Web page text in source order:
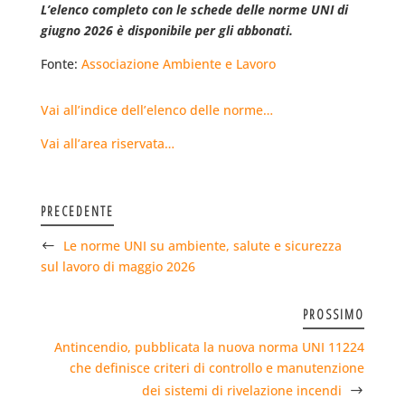
L’elenco completo con le schede delle norme UNI di
giugno 2026 è disponibile per gli abbonati.
Fonte: Associazione Ambiente e Lavoro
Vai all’indice dell’elenco delle norme…
Vai all’area riservata…
PRECEDENTE
Le norme UNI su ambiente, salute e sicurezza
sul lavoro di maggio 2026
PROSSIMO
Antincendio, pubblicata la nuova norma UNI 11224
che definisce criteri di controllo e manutenzione
dei sistemi di rivelazione incendi